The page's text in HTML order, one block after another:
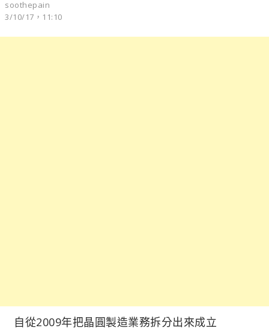
soothepain
3/10/17，11:10
自從2009年把晶圓製造業務拆分出來成立